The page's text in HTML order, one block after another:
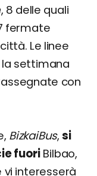
, 8 delle quali
fermate
Le linee
settimana
con
BizkaiBus,si
fuori Bilbao,
interesserà